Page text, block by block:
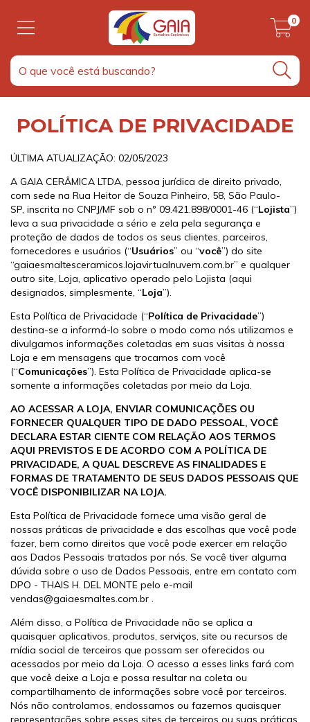
0
POLÍTICA DE PRIVACIDADE
ÚLTIMA ATUALIZAÇÃO: 02/05/2023
A GAIA CERÂMICA LTDA, pessoa jurídica de direito privado,
com sede na Rua Heitor de Souza Pinheiro, 58, São Paulo-
SP, inscrita no CNPJ/MF sob o nº 09.421.898/0001-46 (“Lojista”)
leva a sua privacidade a sério e zela pela segurança e
proteção de dados de todos os seus clientes, parceiros,
fornecedores e usuários (“Usuários” ou “você”) do site
“gaiaesmaltesceramicos.lojavirtualnuvem.com.br” e qualquer
outro site, Loja, aplicativo operado pelo Lojista (aqui
designados, simplesmente, “Loja”).
Esta Política de Privacidade (“Política de Privacidade”)
destina-se a informá-lo sobre o modo como nós utilizamos e
divulgamos informações coletadas em suas visitas à nossa
Loja e em mensagens que trocamos com você
(“Comunicações”). Esta Política de Privacidade aplica-se
somente a informações coletadas por meio da Loja.
AO ACESSAR A LOJA, ENVIAR COMUNICAÇÕES OU
FORNECER QUALQUER TIPO DE DADO PESSOAL, VOCÊ
DECLARA ESTAR CIENTE COM RELAÇÃO AOS TERMOS
AQUI PREVISTOS E DE ACORDO COM A POLÍTICA DE
PRIVACIDADE, A QUAL DESCREVE AS FINALIDADES E
FORMAS DE TRATAMENTO DE SEUS DADOS PESSOAIS QUE
VOCÊ DISPONIBILIZAR NA LOJA.
Esta Política de Privacidade fornece uma visão geral de
nossas práticas de privacidade e das escolhas que você pode
fazer, bem como direitos que você pode exercer em relação
aos Dados Pessoais tratados por nós. Se você tiver alguma
dúvida sobre o uso de Dados Pessoais, entre em contato com
DPO - THAIS H. DEL MONTE pelo e-mail
vendas@gaiaesmaltes.com.br .
Além disso, a Política de Privacidade não se aplica a
quaisquer aplicativos, produtos, serviços, site ou recursos de
mídia social de terceiros que possam ser oferecidos ou
acessados por meio da Loja. O acesso a esses links fará com
que você deixe a Loja e possa resultar na coleta ou
compartilhamento de informações sobre você por terceiros.
Nós não controlamos, endossamos ou fazemos quaisquer
representações sobre esses sites de terceiros ou suas práticas